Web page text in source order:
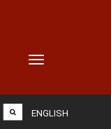
Toggle
ENGLISH